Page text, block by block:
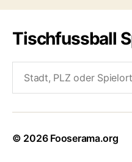
Tischfussball
© 2026 Fooserama.org